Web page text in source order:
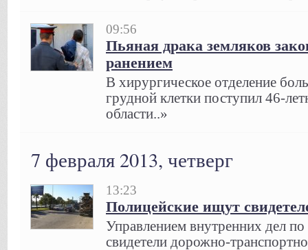
09:56
Пьяная драка земляков
ранением
В хирургическое отделение
грудной клетки поступил 46-
области..»
7 февраля 2013, четверг
13:23
Полицейские ищут
Управлением внутренних дел
свидетели дорожно-